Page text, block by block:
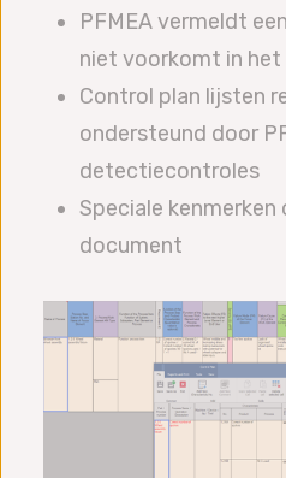
PFMEA vermeldt
niet voorkomt in
Control plan lijsten
ondersteund door
detectiecontroles
Speciale
document